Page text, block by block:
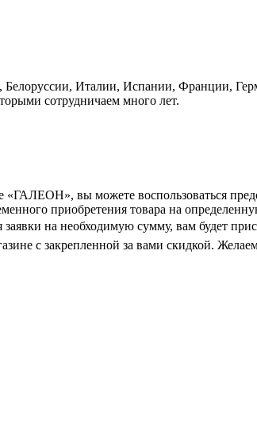
Италии, Испании, Франции,
сотрудничаем много лет.
«ГАЛЕОН», вы можете воспользоваться
приобретения товара на
на необходимую сумму, вам будет
с закрепленной за вами скидкой.